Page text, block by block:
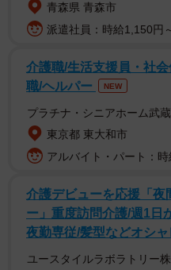
青森県 青森市
派遣社員：時給1,150円
介護職/生活支援員・社
職/ヘルパー
NEW
プラチナ・シニアホーム武
東京都 東大和市
アルバイト・パート：
介護デビューを応援「夜
ー」重度訪問介護/週1日
夜勤専従/髪型などオシ
ユースタイルラボラトリー